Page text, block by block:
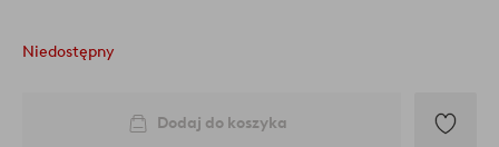
Niedostępny
Dodaj do koszyka